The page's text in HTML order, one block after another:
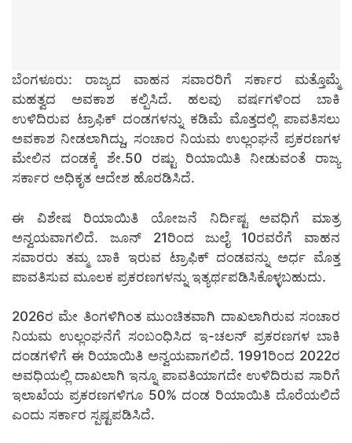
ಬೆಂಗಳೂರು: ರಾಜ್ಯದ ವಾಹನ ಸವಾರರಿಗೆ ಸರ್ಕಾರ ಮತ್ತೊಮ್ಮೆ
ಮಹತ್ವದ ಅವಕಾಶ ಕಲ್ಪಿಸಿದೆ. ಹಲವು ವರ್ಷಗಳಿಂದ ಬಾಕಿ
ಉಳಿದಿರುವ ಟ್ರಾಫಿಕ್ ದಂಡಗಳನ್ನು ಕಡಿಮೆ ಮೊತ್ತದಲ್ಲಿ ಪಾವತಿಸಲು
ಅವಕಾಶ ನೀಡಲಾಗಿದ್ದು, ಸಂಚಾರ ನಿಯಮ ಉಲ್ಲಂಘನೆ ಪ್ರಕರಣಗಳ
ಮೇಲಿನ ದಂಡಕ್ಕೆ ಶೇ.50 ರಷ್ಟು ರಿಯಾಯಿತಿ ನೀಡುವಂತೆ ರಾಜ್ಯ
ಸರ್ಕಾರ ಅಧಿಕೃತ ಆದೇಶ ಹೊರಡಿಸಿದೆ.
ಈ ವಿಶೇಷ ರಿಯಾಯಿತಿ ಯೋಜನೆ ನಿರ್ದಿಷ್ಟ ಅವಧಿಗೆ ಮಾತ್ರ
ಅನ್ವಯವಾಗಲಿದೆ. ಜೂನ್ 21ರಿಂದ ಜುಲೈ 10ರವರೆಗೆ ವಾಹನ
ಸವಾರರು ತಮ್ಮ ಬಾಕಿ ಇರುವ ಟ್ರಾಫಿಕ್ ದಂಡವನ್ನು ಅರ್ಧ ಮೊತ್ತ
ಪಾವತಿಸುವ ಮೂಲಕ ಪ್ರಕರಣಗಳನ್ನು ಇತ್ಯರ್ಥಪಡಿಸಿಕೊಳ್ಳಬಹುದು.
2026ರ ಮೇ ತಿಂಗಳಿಗಿಂತ ಮುಂಚಿತವಾಗಿ ದಾಖಲಾಗಿರುವ ಸಂಚಾರ
ನಿಯಮ ಉಲ್ಲಂಘನೆಗೆ ಸಂಬಂಧಿಸಿದ ಇ-ಚಲನ್ ಪ್ರಕರಣಗಳ ಬಾಕಿ
ದಂಡಗಳಿಗೆ ಈ ರಿಯಾಯಿತಿ ಅನ್ವಯವಾಗಲಿದೆ. 1991ರಿಂದ 2022ರ
ಅವಧಿಯಲ್ಲಿ ದಾಖಲಾಗಿ ಇನ್ನೂ ಪಾವತಿಯಾಗದೇ ಉಳಿದಿರುವ ಸಾರಿಗೆ
ಇಲಾಖೆಯ ಪ್ರಕರಣಗಳಿಗೂ 50% ದಂಡ ರಿಯಾಯಿತಿ ದೊರೆಯಲಿದೆ
ಎಂದು ಸರ್ಕಾರ ಸ್ಪಷ್ಟಪಡಿಸಿದೆ.